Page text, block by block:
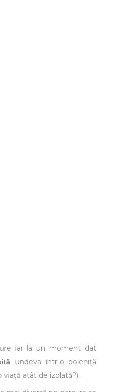
iar la un moment dat
undeva într-o poieniță
viață atât de izolată?).